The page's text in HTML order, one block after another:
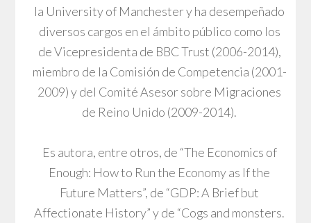
la University of Manchester y ha desempeñado
diversos cargos en el ámbito público como los
de Vicepresidenta de BBC Trust (2006-2014),
miembro de la Comisión de Competencia (2001-
2009) y del Comité Asesor sobre Migraciones
de Reino Unido (2009-2014).
Es autora, entre otros, de “The Economics of
Enough: How to Run the Economy as If the
Future Matters”, de “GDP: A Brief but
Affectionate History” y de “Cogs and monsters.